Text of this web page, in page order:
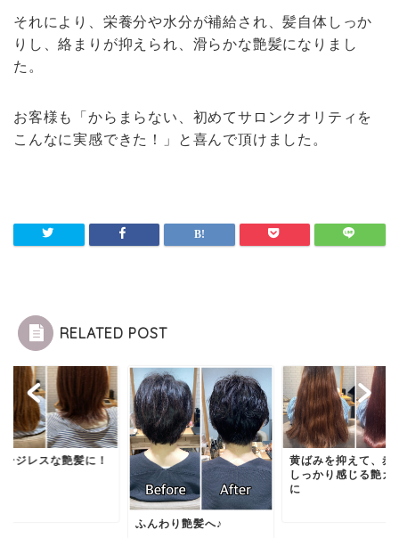
それにより、栄養分や水分が補給され、髪自体しっか
りし、絡まりが抑えられ、滑らかな艶髪になりまし
た。
お客様も「からまらない、初めてサロンクオリティを
こんなに実感できた！」と喜んで頂けました。
RELATED POST
ージレスな艶髪に！
ふんわり艶髪へ♪
黄ばみを抑えて、赤
しっかり感じる艶カ
に